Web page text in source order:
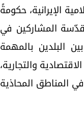
الإيرانية، حكومةً
المشاركين في
البلدين بالمهمة
والتجارية،
المناطق المحاذية